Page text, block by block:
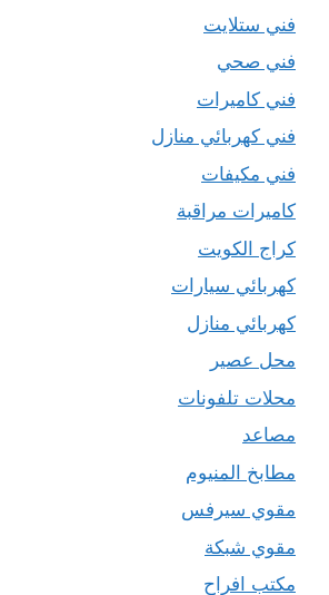
فني ستلايت
فني صحي
فني كاميرات
فني كهربائي منازل
فني مكيفات
كاميرات مراقبة
كراج الكويت
كهربائي سيارات
كهربائي منازل
محل عصير
محلات تلفونات
مصاعد
مطابخ المنيوم
مقوي سيرفس
مقوي شبكة
مكتب افراح